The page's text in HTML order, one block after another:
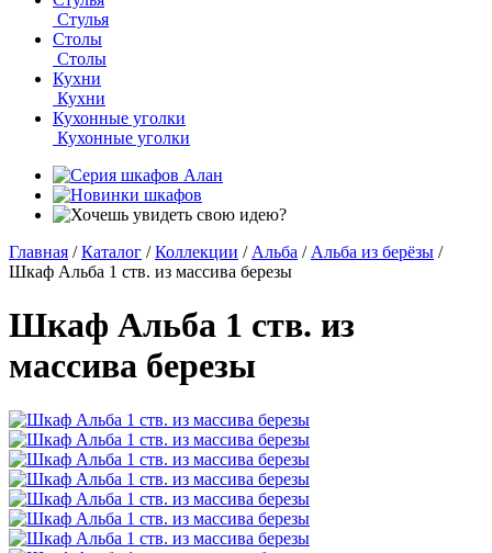
Стулья
Столы
Столы
Кухни
Кухни
Кухонные уголки
Кухонные уголки
Главная / Каталог / Коллекции / Альба / Альба из берёзы /
Шкаф Альба 1 ств. из массива березы
Шкаф Альба 1 ств. из
массива березы